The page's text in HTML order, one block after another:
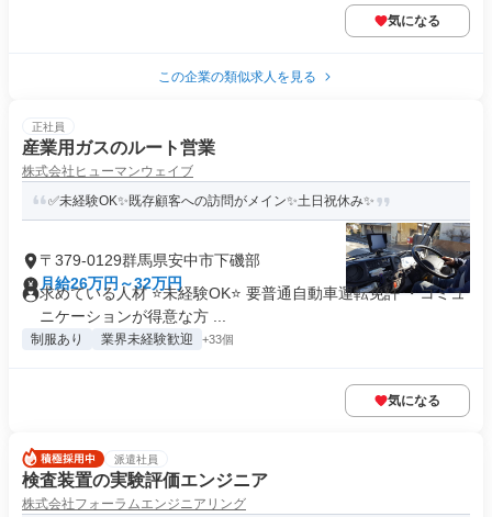
気になる
この企業の類似求人を見る
正社員
産業用ガスのルート営業
株式会社ヒューマンウェイブ
✅未経験OK✨既存顧客への訪問がメイン✨土日祝休み✨
〒379-0129群馬県安中市下磯部
月給26万円～32万円
求めている人材 ⭐未経験OK⭐ 要普通自動車運転免許 ・コミュ
ニケーションが得意な方 ...
制服あり 業界未経験歓迎 +33個
気になる
派遣社員
検査装置の実験評価エンジニア
株式会社フォーラムエンジニアリング